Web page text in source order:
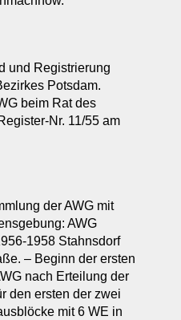
und Registrierung
Potsdam.
beim Rat des
Nr. 11/55 am
der AWG mit
AWG
1958 Stahnsdorf
– Beginn der ersten
nach Erteilung der
den ersten der zwei
mit 6 WE in